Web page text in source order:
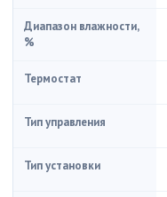
Диапазон влажности,
%
Термостат
Тип управления
Тип установки